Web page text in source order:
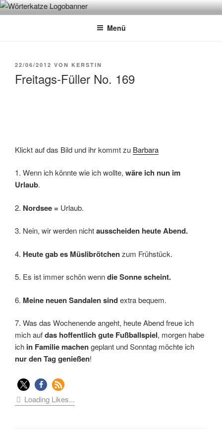
Zum
InhaltWÖRTERKATZE
Von Büchern erzählen
Menü
VERÖFFENTLICHT
22/06/2012 VON KERSTIN
Freitags-Füller No. 169
Klickt auf das Bild und ihr kommt zu Barbara
1. Wenn ich könnte wie ich wollte, wäre ich nun im
Urlaub.
2. Nordsee = Urlaub.
3. Nein, wir werden nichtausscheiden heute Abend.
4. Heute gab es Müslibrötchenzum Frühstück.
5. Es ist immer schön wenndie Sonne scheint.
6. Meine neuen Sandalen sindextra bequem.
7. Was das Wochenende angeht, heute Abend freue ich
mich aufdas hoffentlich gute Fußballspiel, morgen habe
ich in Familie machengeplant und Sonntag möchte ich
nur den Tag genießen!
Loading Likes...